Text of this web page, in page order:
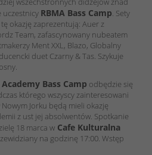
uczestnicy RBMA Bass Camp . Sety
okazję zaprezentują: Auer z
Team, zafascynowany nubeatem
Ment XXL, Blazo, Globalny
duet Czarny & Tas. Szykuje
Bass Camp odbędzie się
którego wszyscy zainteresowani
Jorku będą mieli okazję
z ust jej absolwentów. Spotkanie
18 marca w Cafe Kulturalna
na godzinę 17:00. Wstęp